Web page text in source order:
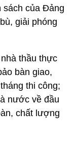
sách của Đảng
giải phóng
thầu thực
bàn giao,
thi công;
nước về đầu
chất lượng